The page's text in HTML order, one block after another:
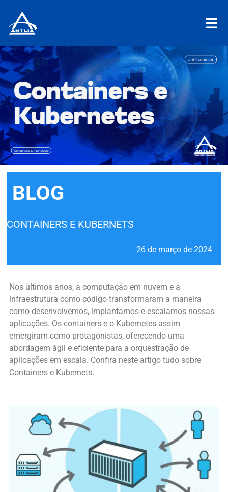
BLOG
CONTAINERS E KUBERNETS
26 de março de 2024
Nos últimos anos, a computação em nuvem e a
infraestrutura como código transformaram a maneira
como desenvolvemos, implantamos e escalamos nossas
aplicações. Os containers e o Kubernetes assim
emergiram como protagonistas, oferecendo uma
abordagem ágil e eficiente para a orquestração de
aplicações em escala. Confira neste artigo tudo sobre
Containers e Kubernets.